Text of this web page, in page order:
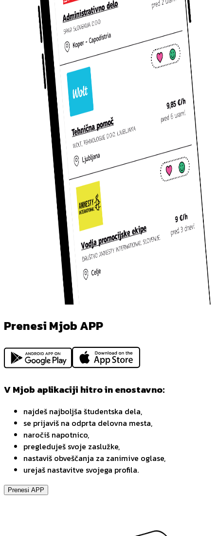
Prenesi Mjob APP
V Mjob aplikaciji hitro in enostavno:
najdeš najboljša študentska dela,
se prijaviš na odprta delovna mesta,
naročiš napotnico,
pregleduješ svoje zaslužke,
nastaviš obveščanja za zanimive oglase,
urejaš nastavitve svojega profila.
Prenesi APP